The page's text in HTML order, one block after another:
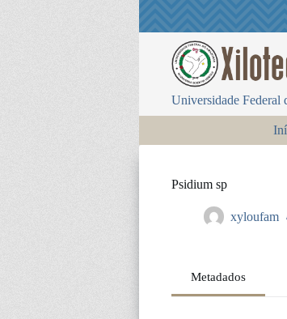
Universidade Federal
Psidium sp
xyloufam
Metadados